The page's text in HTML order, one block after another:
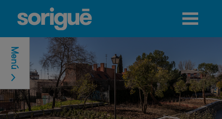
Jump to navigation
Menú